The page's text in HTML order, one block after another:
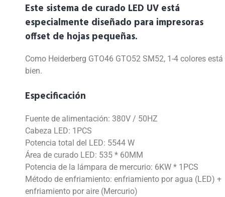
Este sistema de curado LED UV está
especialmente diseñado para impresoras
offset de hojas pequeñas.
Como Heiderberg GTO46 GTO52 SM52, 1-4 colores está
bien.
Especificación
Fuente de alimentación: 380V / 50HZ
Cabeza LED: 1PCS
Potencia total del LED: 5544 W
Área de curado LED: 535 * 60MM
Potencia de la lámpara de mercurio: 6KW * 1PCS
Método de enfriamiento: enfriamiento por agua (LED) +
enfriamiento por aire (Mercurio)